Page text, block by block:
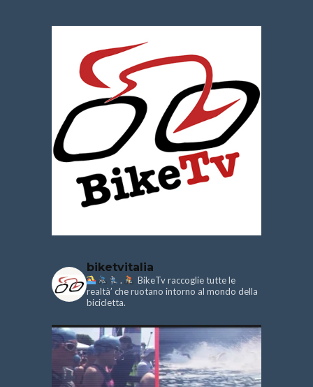
biketvitalia
.
BikeTv raccoglie tutte le
realtà’ che ruotano intorno al mondo della
bicicletta.